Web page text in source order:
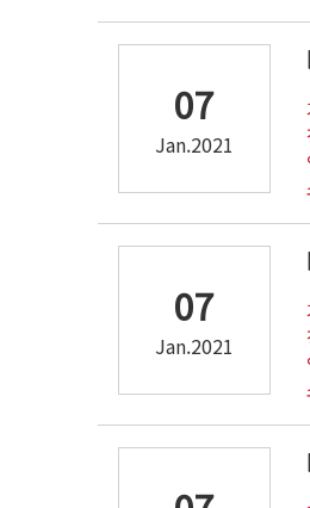
07
Jan.2021
07
Jan.2021